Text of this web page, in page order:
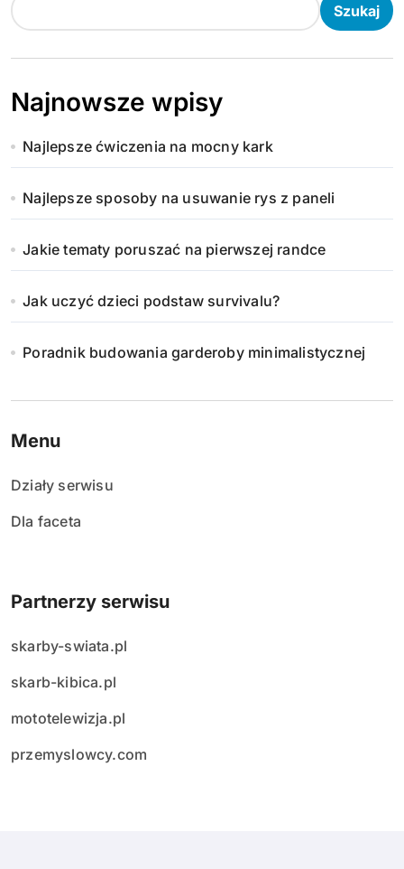
Szukaj
Najnowsze wpisy
Najlepsze ćwiczenia na mocny kark
Najlepsze sposoby na usuwanie rys z paneli
Jakie tematy poruszać na pierwszej randce
Jak uczyć dzieci podstaw survivalu?
Poradnik budowania garderoby minimalistycznej
Menu
Działy serwisu
Dla faceta
Partnerzy serwisu
skarby-swiata.pl
skarb-kibica.pl
mototelewizja.pl
przemyslowcy.com